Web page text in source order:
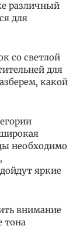
различный
для
со светлой
для
какой
необходимо
яркие
внимание
тона